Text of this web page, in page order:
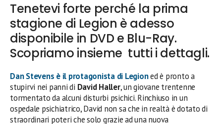
Tenetevi forte perché la prima
stagione di Legion è adesso
disponibile in DVD e Blu-Ray.
Scopriamo insieme tutti i dettagli.
Dan Stevens è il protagonista di Legioned è pronto a
stupirvi nei panni di David Haller, un giovane trentenne
tormentato da alcuni disturbi psichici. Rinchiuso in un
ospedale psichiatrico, David non sa che in realtà è dotato di
straordinari poteri che solo grazie ad una nuova